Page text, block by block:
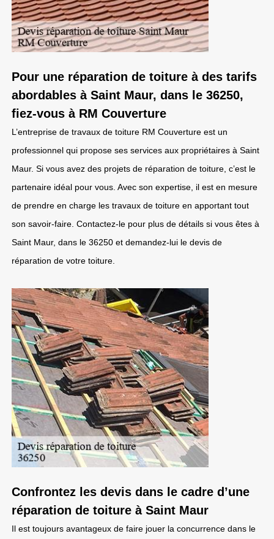
Pour une réparation de toiture à des tarifs
abordables à Saint Maur, dans le 36250,
fiez-vous à RM Couverture
L’entreprise de travaux de toiture RM Couverture est un
professionnel qui propose ses services aux propriétaires à Saint
Maur. Si vous avez des projets de réparation de toiture, c’est le
partenaire idéal pour vous. Avec son expertise, il est en mesure
de prendre en charge les travaux de toiture en apportant tout
son savoir-faire. Contactez-le pour plus de détails si vous êtes à
Saint Maur, dans le 36250 et demandez-lui le devis de
réparation de votre toiture.
Confrontez les devis dans le cadre d’une
réparation de toiture à Saint Maur
Il est toujours avantageux de faire jouer la concurrence dans le